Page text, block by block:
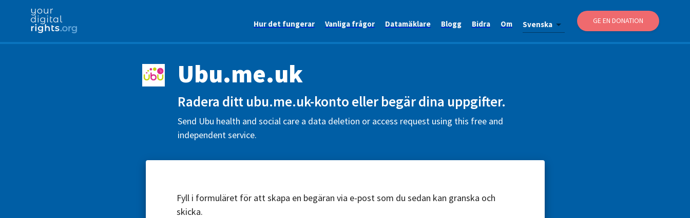
Hur det fungerar Vanliga frågor Datamäklare Blogg Bidra Om Svenska GE EN DONATION
Ubu.me.uk
Radera ditt ubu.me.uk-konto eller begär dina uppgifter.
Send Ubu health and social care a data deletion or access request using this free and
independent service.
Fyll i formuläret för att skapa en begäran via e-post som du sedan kan granska och
skicka.